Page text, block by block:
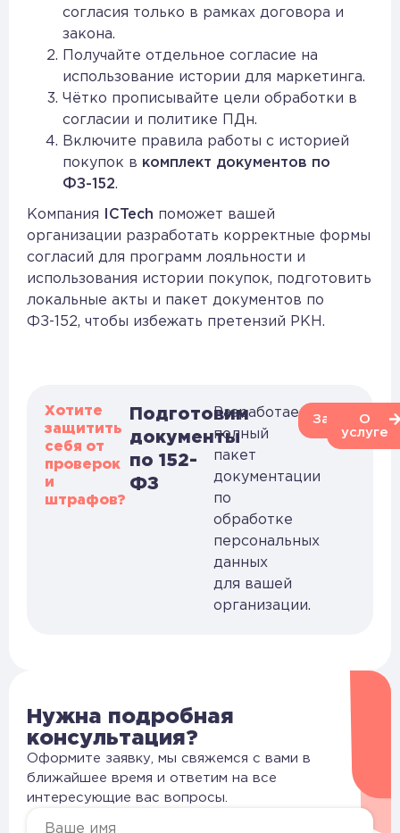
согласия только в рамках договора и
закона.
Получайте отдельное согласие на
использование истории для маркетинга.
Чётко прописывайте цели обработки в
согласии и политике ПДн.
Включите правила работы с историей
покупок в комплект документов по
ФЗ-152.
Компания ICTech поможет вашей
организации разработать корректные формы
согласий для программ лояльности и
использования истории покупок, подготовить
локальные акты и пакет документов по
ФЗ-152, чтобы избежать претензий РКН.
Хотите
защитить
себя от
проверок
и
штрафов?
Подготовим
документы
по 152-
ФЗ
Разработаем
полный
пакет
документации
по
обработке
персональных
данных
для вашей
организации.
Заказать
О
услуге
Нужна подробная
консультация?
Оформите заявку, мы свяжемся с вами в
ближайшее время и ответим на все
интересующие вас вопросы.